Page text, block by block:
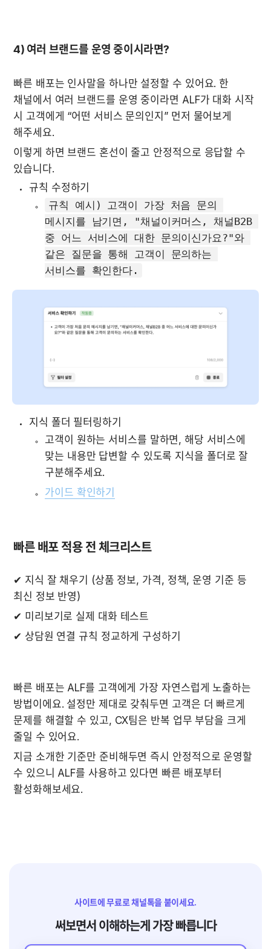
4) 여러 브랜드를 운영 중이시라면?
빠른 배포는 인사말을 하나만 설정할 수 있어요. 한
채널에서 여러 브랜드를 운영 중이라면 ALF가 대화 시작
시 고객에게 “어떤 서비스 문의인지” 먼저 물어보게
해주세요.
이렇게 하면 브랜드 혼선이 줄고 안정적으로 응답할 수
있습니다.
규칙 수정하기
규칙 예시) 고객이 가장 처음 문의
메시지를 남기면, "채널이커머스, 채널B2B
중 어느 서비스에 대한 문의이신가요?"와
같은 질문을 통해 고객이 문의하는
서비스를 확인한다.
지식 폴더 필터링하기
고객이 원하는 서비스를 말하면, 해당 서비스에
맞는 내용만 답변할 수 있도록 지식을 폴더로 잘
구분해주세요.
가이드 확인하기
빠른 배포 적용 전 체크리스트
✔ 지식 잘 채우기 (상품 정보, 가격, 정책, 운영 기준 등
최신 정보 반영)
✔ 미리보기로 실제 대화 테스트
✔ 상담원 연결 규칙 정교하게 구성하기
빠른 배포는 ALF를 고객에게 가장 자연스럽게 노출하는
방법이에요. 설정만 제대로 갖춰두면 고객은 더 빠르게
문제를 해결할 수 있고, CX팀은 반복 업무 부담을 크게
줄일 수 있어요.
지금 소개한 기준만 준비해두면 즉시 안정적으로 운영할
수 있으니 ALF를 사용하고 있다면 빠른 배포부터
활성화해보세요.
사이트에 무료로 채널톡을 붙이세요.
써보면서 이해하는게 가장 빠릅니다